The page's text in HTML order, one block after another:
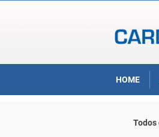
HOME
Todos